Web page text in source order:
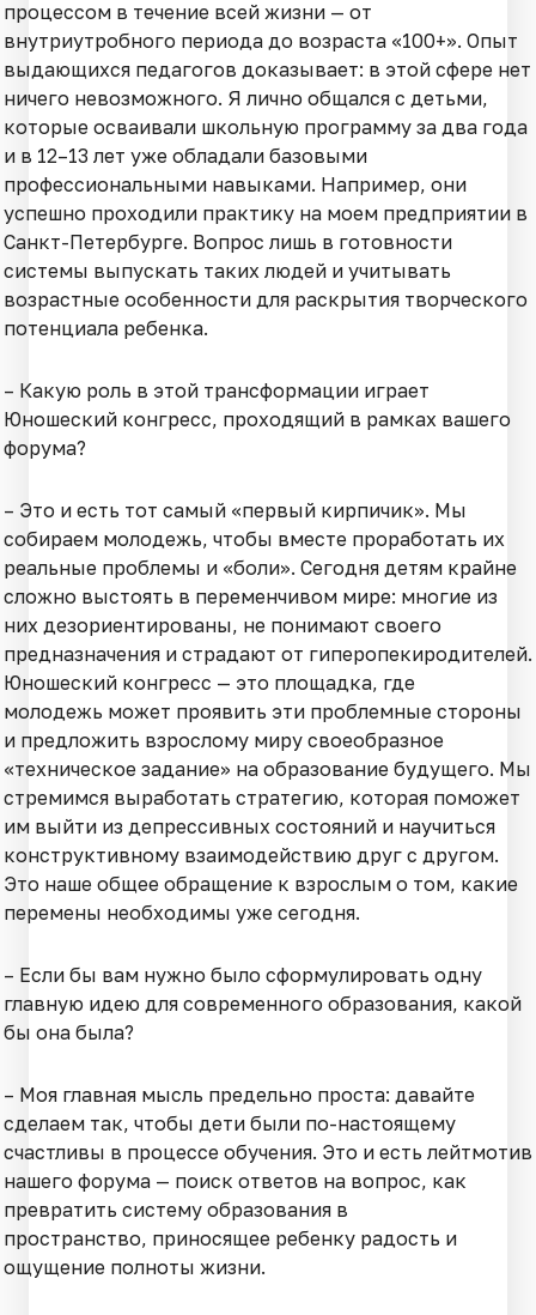
процессом в течение всей жизни — от
внутриутробного периода до возраста «100+». Опыт
выдающихся педагогов доказывает: в этой сфере нет
ничего невозможного. Я лично общался с детьми,
которые осваивали школьную программу за два года
и в 12–13 лет уже обладали базовыми
профессиональными навыками. Например, они
успешно проходили практику на моем предприятии в
Санкт-Петербурге. Вопрос лишь в готовности
системы выпускать таких людей и учитывать
возрастные особенности для раскрытия творческого
потенциала ребенка.
– Какую роль в этой трансформации играет
Юношеский конгресс, проходящий в рамках вашего
форума?
– Это и есть тот самый «первый кирпичик». Мы
собираем молодежь, чтобы вместе проработать их
реальные проблемы и «боли». Сегодня детям крайне
сложно выстоять в переменчивом мире: многие из
них дезориентированы, не понимают своего
предназначения и страдают от гиперопекиродителей.
Юношеский конгресс — это площадка, где
молодежь может проявить эти проблемные стороны
и предложить взрослому миру своеобразное
«техническое задание» на образование будущего. Мы
стремимся выработать стратегию, которая поможет
им выйти из депрессивных состояний и научиться
конструктивному взаимодействию друг с другом.
Это наше общее обращение к взрослым о том, какие
перемены необходимы уже сегодня.
– Если бы вам нужно было сформулировать одну
главную идею для современного образования, какой
бы она была?
– Моя главная мысль предельно проста: давайте
сделаем так, чтобы дети были по-настоящему
счастливы в процессе обучения. Это и есть лейтмотив
нашего форума — поиск ответов на вопрос, как
превратить систему образования в
пространство, приносящее ребенку радость и
ощущение полноты жизни.